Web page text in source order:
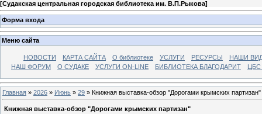
[Судакская центральная городская библиотека им. В.П.Рыкова]
Форма входа
Меню сайта
НОВОСТИ КАРТА САЙТА О библиотеке УСЛУГИ РЕСУРСЫ
НАШИ
НАШ ФОРУМ
О СУДАКЕ УСЛУГИ ON-LINE БИБЛИОТЕКА БЛАГОДАРИТ
Главная » 2026 » Июнь » 29 » Книжная выставка-обзор "Дорогами крымских партизан"
Книжная выставка-обзор "Дорогами крымских партизан"